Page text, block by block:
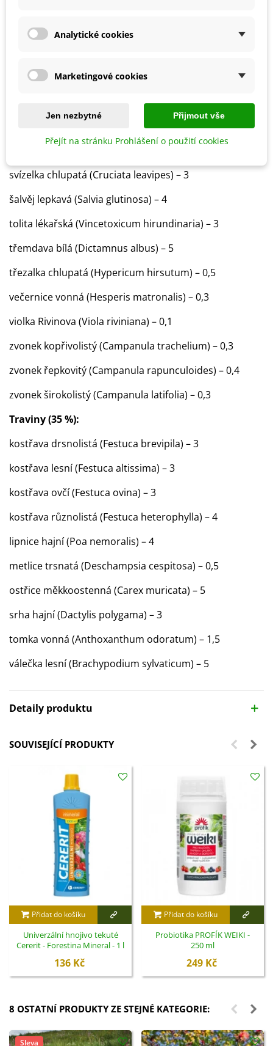
silenka dvoudomá (Silene dioica) – 3
silenka nící (Silene nutans) – 3
sléz pižmový (Malva moschata) – 3
svízel lesní (Galium sylvaticum) – 0,5
svízelka chlupatá (Cruciata leavipes) – 3
šalvěj lepkavá (Salvia glutinosa) – 4
tolita lékařská (Vincetoxicum hirundinaria) – 3
třemdava bílá (Dictamnus albus) – 5
třezalka chlupatá (Hypericum hirsutum) – 0,5
večernice vonná (Hesperis matronalis) – 0,3
violka Rivinova (Viola riviniana) – 0,1
zvonek kopřivolistý (Campanula trachelium) – 0,3
zvonek řepkovitý (Campanula rapunculoides) – 0,4
zvonek širokolistý (Campanula latifolia) – 0,3
Traviny (35 %):
kostřava drsnolistá (Festuca brevipila) – 3
kostřava lesní (Festuca altissima) – 3
kostřava ovčí (Festuca ovina) – 3
kostřava různolistá (Festuca heterophylla) – 4
lipnice hajní (Poa nemoralis) – 4
metlice trsnatá (Deschampsia cespitosa) – 0,5
ostřice měkkoostenná (Carex muricata) – 5
srha hajní (Dactylis polygama) – 3
tomka vonná (Anthoxanthum odoratum) – 1,5
válečka lesní (Brachypodium sylvaticum) – 5
Detaily produktu
SOUVISEJÍCÍ PRODUKTY
Přidat do košíku
Univerzální hnojivo tekuté
Cererit - Forestina Mineral - 1 l
136 Kč
Přidat do košíku
Probiotika PROFÍK WEIKI -
250 ml
249 Kč
8 OSTATNÍ PRODUKTY ZE STEJNÉ KATEGORIE:
Sleva
Analytické cookies
Marketingové cookies
Jen nezbytné Přijmout vše
Přejít na stránku Prohlášení o použití cookies